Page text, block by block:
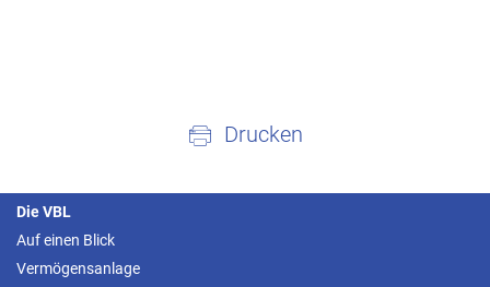
Drucken
Die VBL
Auf einen Blick
Vermögensanlage